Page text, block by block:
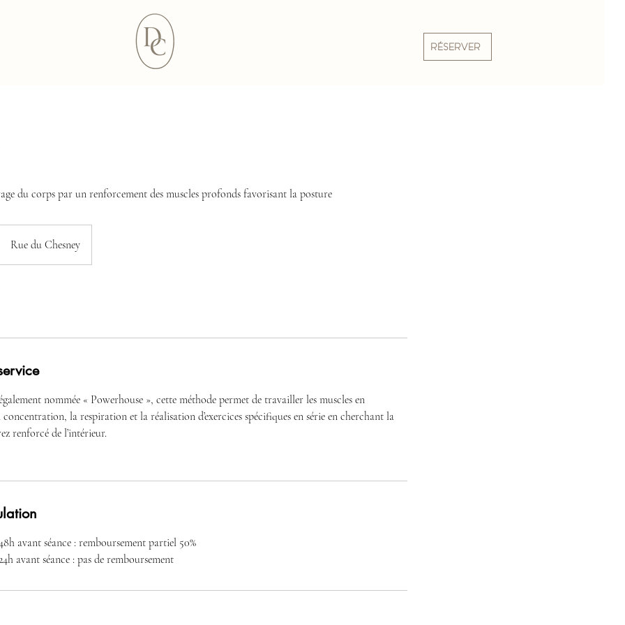
RÉSERVER
du corps par un renforcement des muscles profonds favorisant la posture
Rue du Chesney
nommée « Powerhouse », cette méthode permet de travailler les muscles en
la respiration et la réalisation d’exercices spécifiques en série en cherchant la
renforcé de l’intérieur.
avant séance : remboursement partiel 50%